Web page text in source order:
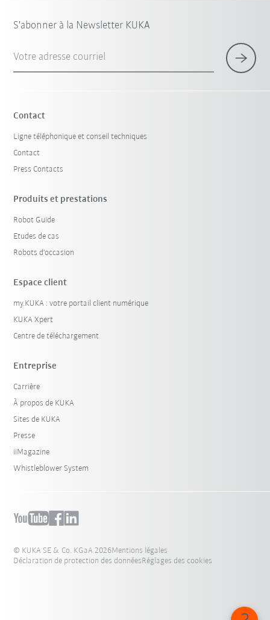
S'abonner à la Newsletter KUKA
Votre adresse courriel
Contact
Ligne téléphonique et conseil techniques
Contact
Press Contacts
Produits et prestations
Robot Guide
Etudes de cas
Robots d'occasion
Espace client
my.KUKA : votre portail client numérique
KUKA Xpert
Centre de téléchargement
Entreprise
Carrière
À propos de KUKA
Sites de KUKA
Presse
iiMagazine
Whistleblower System
© KUKA SE & Co. KGaA 2026Mentions légales
Déclaration de protection des donnéesRéglages des cookies